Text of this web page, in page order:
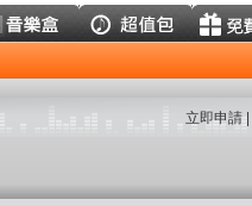
立即申請